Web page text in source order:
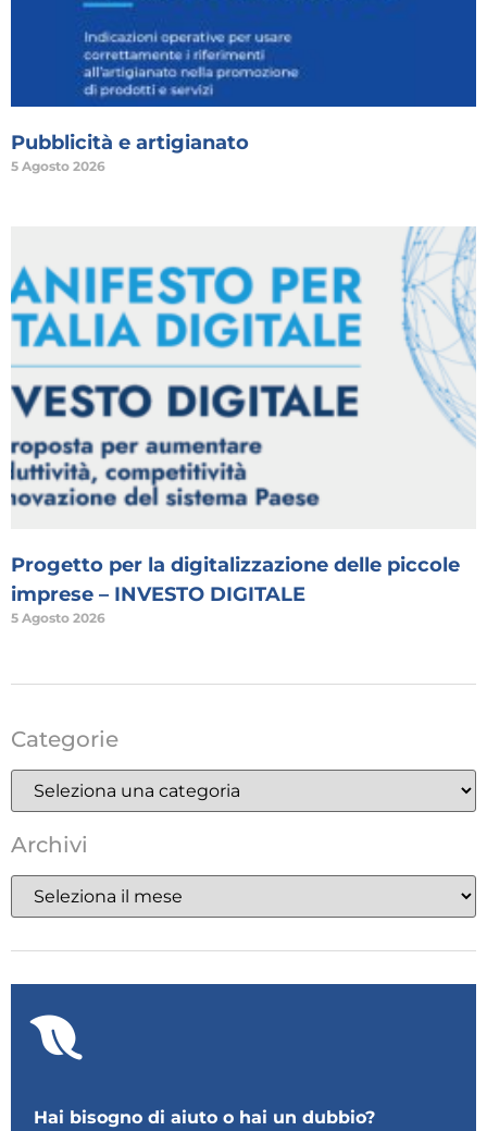
Pubblicità e artigianato
5 Agosto 2026
Progetto per la digitalizzazione delle piccole
imprese – INVESTO DIGITALE
5 Agosto 2026
Categorie
Archivi
Hai bisogno di aiuto o hai un dubbio?